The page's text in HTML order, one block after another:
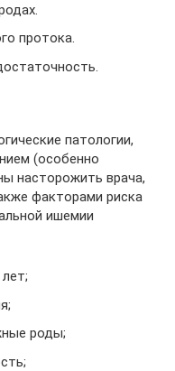
протока.
патологии,
(особенно
насторожить врача,
факторами риска
ишемии
роды;